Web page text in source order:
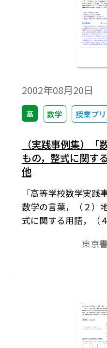
2002年08月20日
高 数学 授業プ
（実践事例集）「
もの，整式に関す
他
「高等学校数学実践
数学の言葉，（２）
式に関する用語，（
に関して，いろい
先生方へのコメント
どを集めたものです
とまっています。
東京